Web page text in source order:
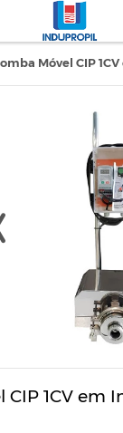
Móvel CIP
1CV em